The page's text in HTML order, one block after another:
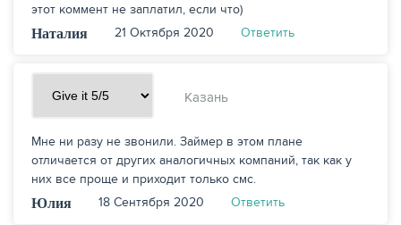
этот коммент не заплатил, если что)
Наталия
21 Октября 2020 Ответить
Казань
Мне ни разу не звонили. Займер в этом плане
отличается от других аналогичных компаний, так как у
них все проще и приходит только смс.
Юлия
18 Сентября 2020 Ответить